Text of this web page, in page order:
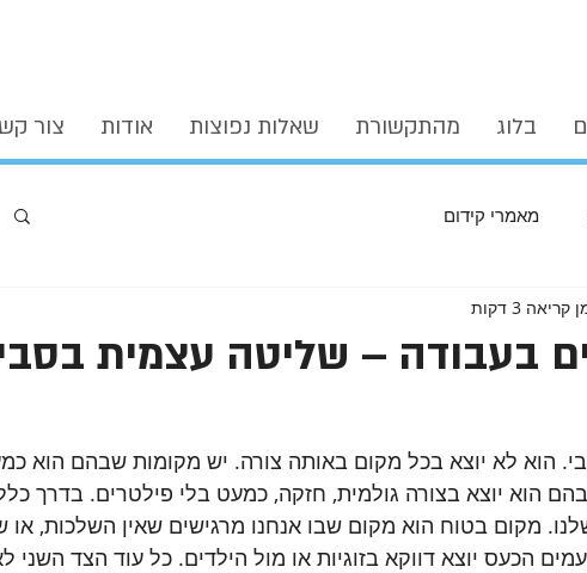
בלוג מהתקשורת שאלות נפוצות אודות צור
מאמרי קידום
בעבודה – שליטה עצמית
קריאה 3 דקות
הוא לא יוצא בכל מקום באותה צורה. יש מקומות שבהם הוא
הוא יוצא בצורה גולמית, חזקה, כמעט בלי פילטרים. בדרך
מקום בטוח הוא מקום שבו אנחנו מרגישים שאין השלכות, או
הכעס יוצא דווקא בזוגיות או מול הילדים. כל עוד הצד השני